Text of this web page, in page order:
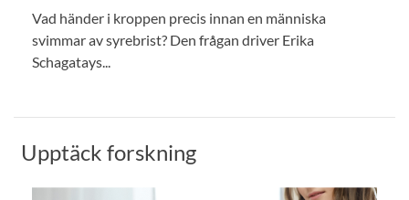
Vad händer i kroppen precis innan en människa
svimmar av syrebrist? Den frågan driver Erika
Schagatays...
Upptäck forskning